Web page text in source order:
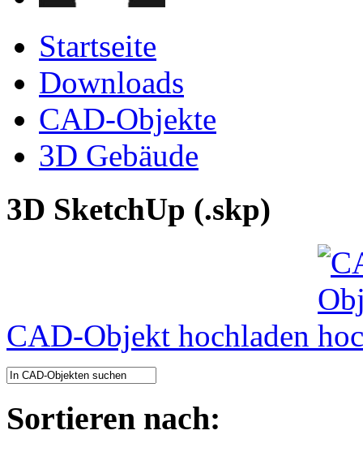
Startseite
Downloads
CAD-Objekte
3D Gebäude
3D SketchUp (.skp)
CAD-Objekt hochladen
Sortieren nach: